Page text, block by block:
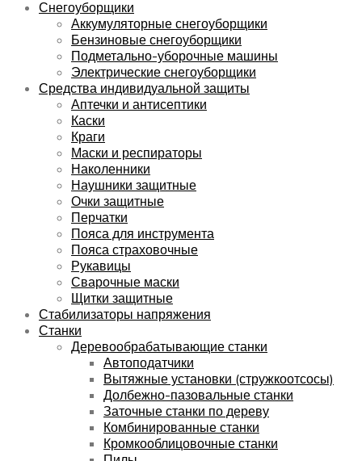
Снегоуборщики
Аккумуляторные снегоуборщики
Бензиновые снегоуборщики
Подметально-уборочные машины
Электрические снегоуборщики
Средства индивидуальной защиты
Аптечки и антисептики
Каски
Краги
Маски и респираторы
Наколенники
Наушники защитные
Очки защитные
Перчатки
Пояса для инструмента
Пояса страховочные
Рукавицы
Сварочные маски
Щитки защитные
Стабилизаторы напряжения
Станки
Деревообрабатывающие станки
Автоподатчики
Вытяжные установки (стружкоотсосы)
Долбежно-пазовальные станки
Заточные станки по дереву
Комбинированные станки
Кромкооблицовочные станки